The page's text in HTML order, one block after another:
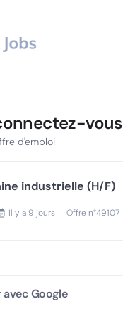
vous
d'emploi
industrielle (H/F)
Il y a 9 jours Offre n°49107
Google